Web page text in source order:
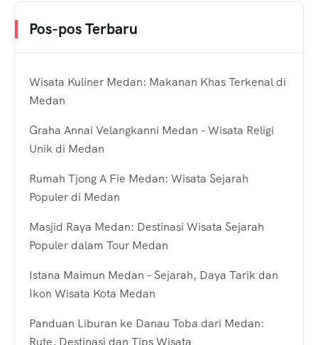
Pos-pos Terbaru
Wisata Kuliner Medan: Makanan Khas Terkenal di
Medan
Graha Annai Velangkanni Medan – Wisata Religi
Unik di Medan
Rumah Tjong A Fie Medan: Wisata Sejarah
Populer di Medan
Masjid Raya Medan: Destinasi Wisata Sejarah
Populer dalam Tour Medan
Istana Maimun Medan – Sejarah, Daya Tarik dan
Ikon Wisata Kota Medan
Panduan Liburan ke Danau Toba dari Medan:
Rute, Destinasi dan Tips Wisata